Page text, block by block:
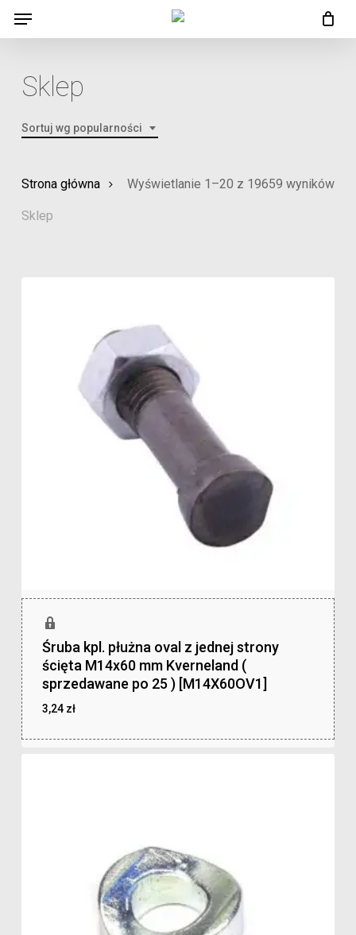
Skip
to
content
Menu
Sklep
Sortuj wg popularności
Wyświetlanie 1–20 z 19659 wyników
Strona główna
Sklep
Śruba kpl. płużna oval z jednej strony
ścięta M14x60 mm Kverneland (
sprzedawane po 25 ) [M14X60OV1]
3,24 zł
Menu